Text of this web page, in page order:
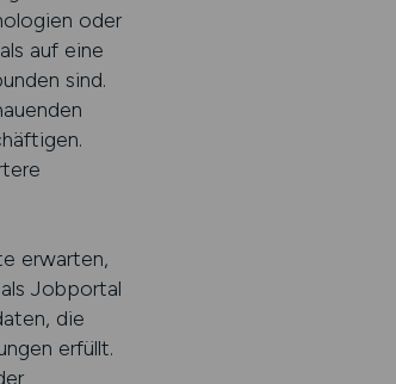
oder
auf eine
sind.
erwarten,
Jobportal
die
erfüllt.